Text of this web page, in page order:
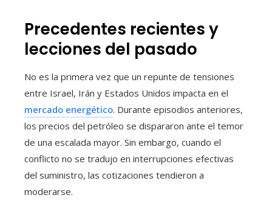
Precedentes recientes y
lecciones del pasado
No es la primera vez que un repunte de tensiones
entre Israel, Irán y Estados Unidos impacta en el
mercado energético. Durante episodios anteriores,
los precios del petróleo se dispararon ante el temor
de una escalada mayor. Sin embargo, cuando el
conflicto no se tradujo en interrupciones efectivas
del suministro, las cotizaciones tendieron a
moderarse.